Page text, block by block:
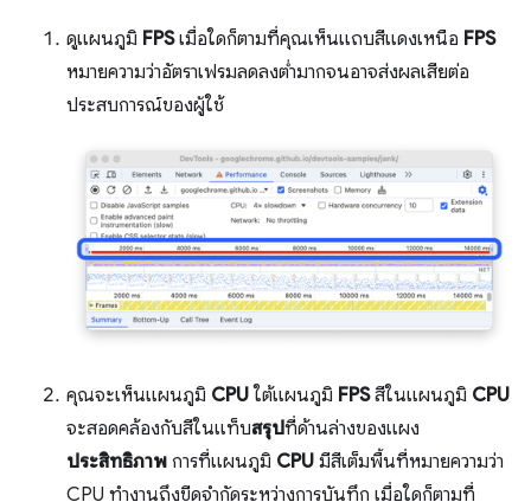
ดูแผนภูมิ FPSเมื่อใดก็ตามที่คุณเห็นแถบสีแดงเหนือ FPS
หมายความว่าอัตราเฟรมลดลงต่ำมากจนอาจส่งผลเสียต่อ
ประสบการณ์ของผู้ใช้
คุณจะเห็นแผนภูมิ CPUใต้แผนภูมิ FPSสีในแผนภูมิ CPU
จะสอดคล้องกับสีในแท็บสรุปที่ด้านล่างของแผง
ประสิทธิภาพ การที่แผนภูมิ CPU มีสีเต็มพื้นที่หมายความว่า
CPU ทำงานถึงขีดจำกัดระหว่างการบันทึก เมื่อใดก็ตามที่